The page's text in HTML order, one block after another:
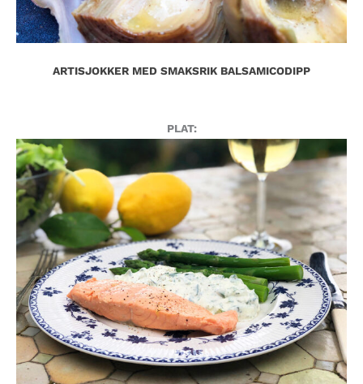
ARTISJOKKER MED SMAKSRIK BALSAMICODIPP
PLAT: